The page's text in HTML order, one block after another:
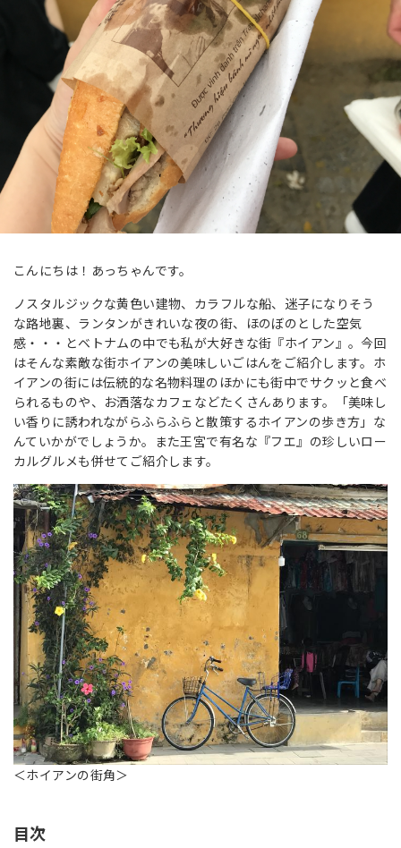
こんにちは！あっちゃんです。
ノスタルジックな黄色い建物、カラフルな船、迷子になりそう
な路地裏、ランタンがきれいな夜の街、ほのぼのとした空気
感・・・とベトナムの中でも私が大好きな街『ホイアン』。今回
はそんな素敵な街ホイアンの美味しいごはんをご紹介します。ホ
イアンの街には伝統的な名物料理のほかにも街中でサクッと食べ
られるものや、お洒落なカフェなどたくさんあります。「美味し
い香りに誘われながらふらふらと散策するホイアンの歩き方」な
んていかがでしょうか。また王宮で有名な『フエ』の珍しいロー
カルグルメも併せてご紹介します。
＜ホイアンの街角＞
目次